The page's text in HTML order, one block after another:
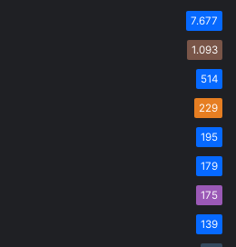
7.677
1.093
514
229
195
179
175
139